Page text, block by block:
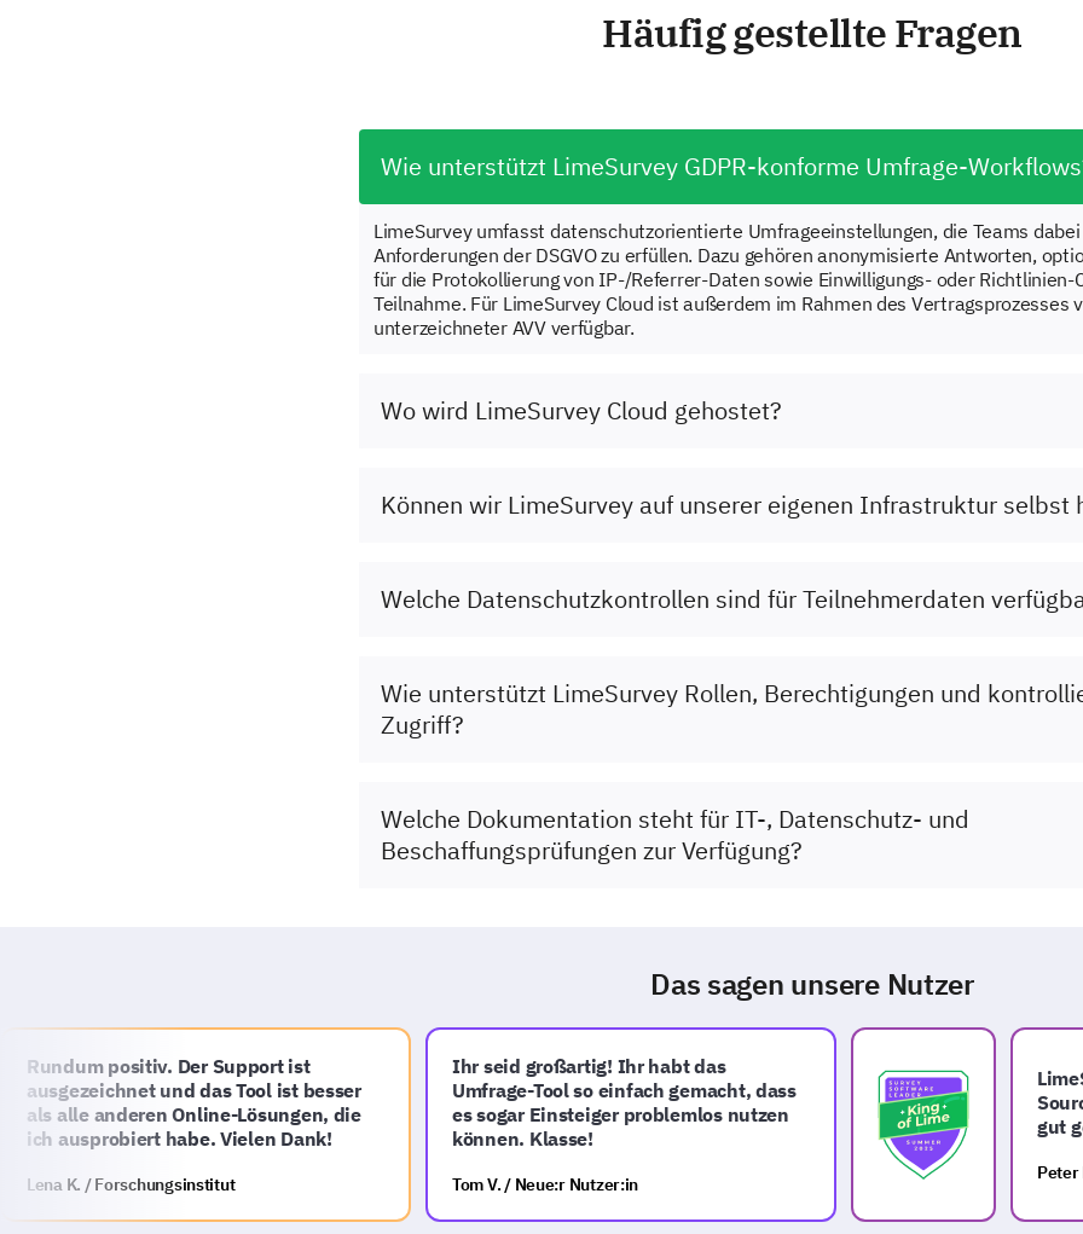
Häufig gestellte Fragen
Wie unterstützt LimeSurvey GDPR-konforme Umfrage-
LimeSurvey umfasst datenschutzorientierte Umfrageeinstellungen, die Teams
Anforderungen der DSGVO zu erfüllen. Dazu gehören anonymisierte Antworten,
für die Protokollierung von IP-/Referrer-Daten sowie Einwilligungs- oder Richtlinien-
Teilnahme. Für LimeSurvey Cloud ist außerdem im Rahmen des Vertragsprozesses
unterzeichneter AVV verfügbar.
Wo wird LimeSurvey Cloud gehostet?
Können wir LimeSurvey auf unserer eigenen Infrastruktur selbst
Welche Datenschutzkontrollen sind für Teilnehmerdaten
Wie unterstützt LimeSurvey Rollen, Berechtigungen und
Zugriff?
Welche Dokumentation steht für IT-, Datenschutz- und
Beschaffungsprüfungen zur Verfügung?
Das sagen unsere Nutzer
Rundum positiv. Der Support ist
ausgezeichnet und das Tool ist besser
als alle anderen Online-Lösungen, die
ich ausprobiert habe. Vielen Dank!
Lena K. / Forschungsinstitut
Ihr seid großartig! Ihr habt das
Umfrage-Tool so einfach gemacht, dass
es sogar Einsteiger problemlos nutzen
können. Klasse!
Tom V. / Neue:r Nutzer:in
gut
Peter